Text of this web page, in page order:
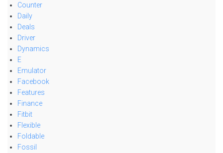
Counter
Daily
Deals
Driver
Dynamics
E
Emulator
Facebook
Features
Finance
Fitbit
Flexible
Foldable
Fossil